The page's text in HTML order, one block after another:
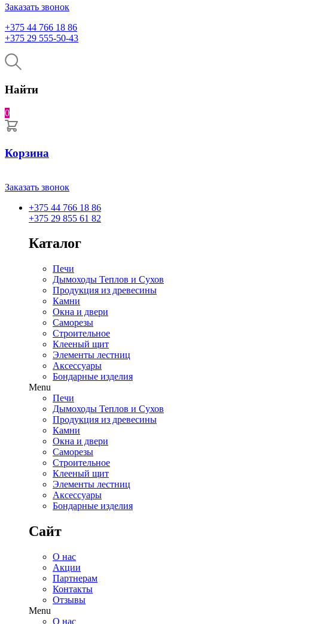
Заказать звонок
+375 44 766 18 86
+375 29 555-50-43
Найти
0
Корзина
Заказать звонок
+375 44 766 18 86
+375 29 855 61 82
Каталог
Печи
Дымоходы Теплов и Сухов
Продукция из древесины
Камни
Окна и двери
Саморезы
Строительное
Клееный щит
Элементы лестниц
Аксессуары
Бондарные изделия
Menu
Печи
Дымоходы Теплов и Сухов
Продукция из древесины
Камни
Окна и двери
Саморезы
Строительное
Клееный щит
Элементы лестниц
Аксессуары
Бондарные изделия
Сайт
О нас
Акции
Партнерам
Контакты
Отзывы
Menu
О нас